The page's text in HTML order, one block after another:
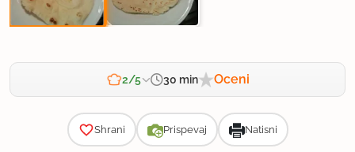
2/5 30 min Oceni
Shrani Prispevaj Natisni